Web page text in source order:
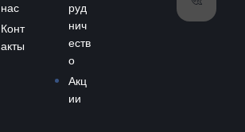
нас
Конт
акты
руд
нич
еств
о
Акц
ии